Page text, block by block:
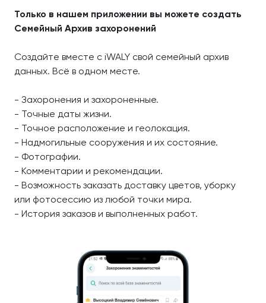
Только в нашем приложении вы можете создать
Семейный Архив захоронений
Создайте вместе с iWALY свой семейный архив
данных. Всё в одном месте.
- Захоронения и захороненные.
- Точные даты жизни.
- Точное расположение и геолокация.
- Надмогильные сооружения и их состояние.
- Фотографии.
- Комментарии и рекомендации.
- Возможность заказать доставку цветов, уборку
или фотосессию из любой точки мира.
- История заказов и выполненных работ.